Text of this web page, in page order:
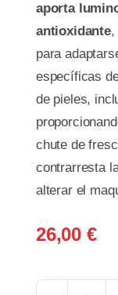
aporta
antioxidante,
para
específicas
de pieles,
chute de
contrarresta
alterar el
26,00 €